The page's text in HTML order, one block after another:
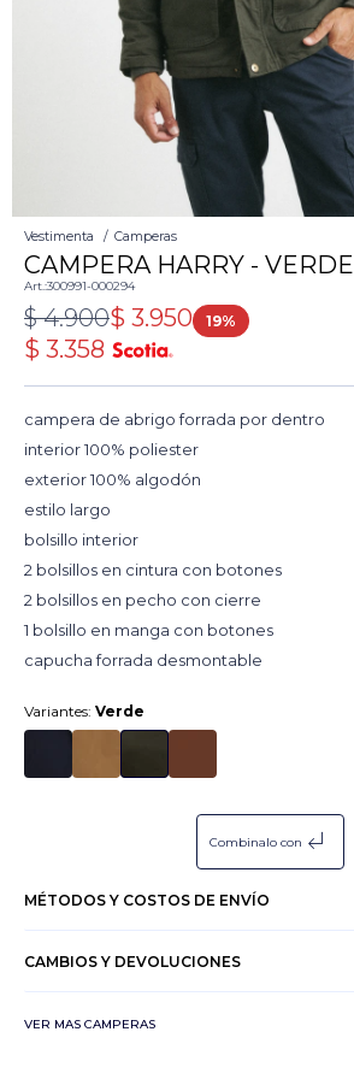
Vestimenta Camperas
CAMPERA HARRY - VERDE
300991-000294
$ 3.950
$ 4.900 19
$ 3.358
campera de abrigo forrada por dentro
interior 100% poliester
exterior 100% algodón
estilo largo
bolsillo interior
2 bolsillos en cintura con botones
2 bolsillos en pecho con cierre
1 bolsillo en manga con botones
capucha forrada desmontable
Variantes: Verde
Combinalo con subdirectory_arrow_left
MÉTODOS Y COSTOS DE ENVÍO
CAMBIOS Y DEVOLUCIONES
VER MAS CAMPERAS